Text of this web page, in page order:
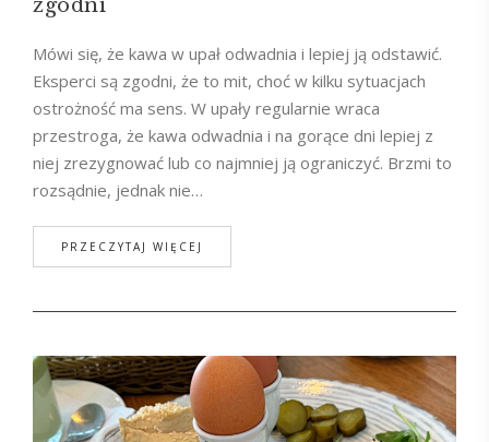
zgodni
Mówi się, że kawa w upał odwadnia i lepiej ją odstawić.
Eksperci są zgodni, że to mit, choć w kilku sytuacjach
ostrożność ma sens. W upały regularnie wraca
przestroga, że kawa odwadnia i na gorące dni lepiej z
niej zrezygnować lub co najmniej ją ograniczyć. Brzmi to
rozsądnie, jednak nie…
PRZECZYTAJ WIĘCEJ